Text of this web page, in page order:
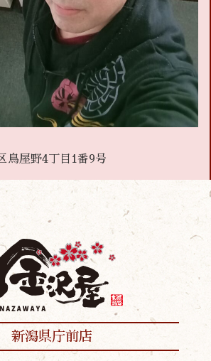
鳥屋野4丁目1番9号
新潟県庁前店